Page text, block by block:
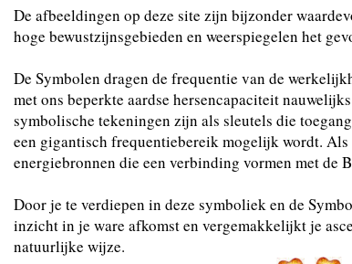
De afbeeldingen op deze site zijn bijzonder
hoge bewustzijnsgebieden en weerspiegelen het
De Symbolen dragen de frequentie van de
met ons beperkte aardse hersencapaciteit
symbolische tekeningen zijn als sleutels die
een gigantisch frequentiebereik mogelijk wordt.
energiebronnen die een verbinding vormen met de
Door je te verdiepen in deze symboliek en de
inzicht in je ware afkomst en vergemakkelijkt je
natuurlijke wijze.